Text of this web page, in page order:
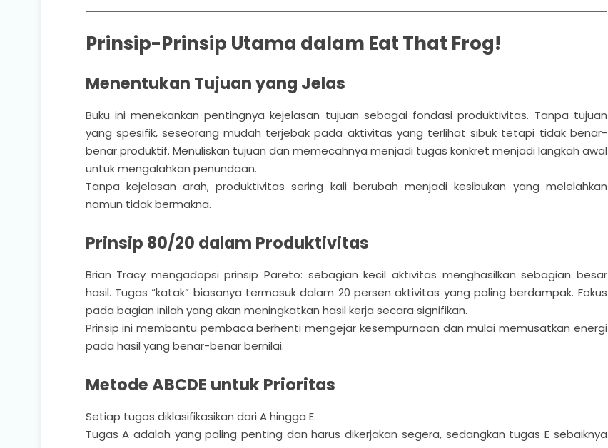
Prinsip-Prinsip Utama dalam Eat That Frog!
Menentukan Tujuan yang Jelas
Buku ini menekankan pentingnya kejelasan tujuan sebagai fondasi produktivitas. Tanpa tujuan
yang spesifik, seseorang mudah terjebak pada aktivitas yang terlihat sibuk tetapi tidak benar-
benar produktif. Menuliskan tujuan dan memecahnya menjadi tugas konkret menjadi langkah awal
untuk mengalahkan penundaan.
Tanpa kejelasan arah, produktivitas sering kali berubah menjadi kesibukan yang melelahkan
namun tidak bermakna.
Prinsip 80/20 dalam Produktivitas
Brian Tracy mengadopsi prinsip Pareto: sebagian kecil aktivitas menghasilkan sebagian besar
hasil. Tugas “katak” biasanya termasuk dalam 20 persen aktivitas yang paling berdampak. Fokus
pada bagian inilah yang akan meningkatkan hasil kerja secara signifikan.
Prinsip ini membantu pembaca berhenti mengejar kesempurnaan dan mulai memusatkan energi
pada hasil yang benar-benar bernilai.
Metode ABCDE untuk Prioritas
Setiap tugas diklasifikasikan dari A hingga E.
Tugas A adalah yang paling penting dan harus dikerjakan segera, sedangkan tugas E sebaiknya